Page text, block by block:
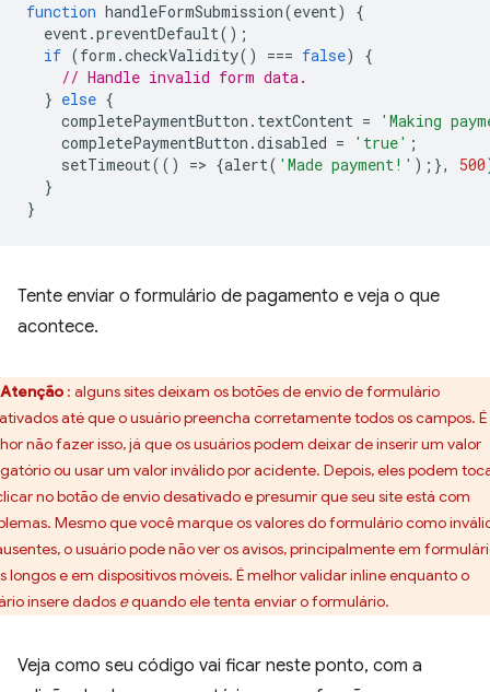
function handleFormSubmission(event)
{
event.preventDefault();
if (form .checkValidity() === false)
{
// Handle invalid form data.
} else {
completePaymentButton . textContent =
'Making
completePaymentButton .disabled = 'true' ;
setTimeout(() => {alert( 'Made payment!' );}, 500
}
}
Tente enviar o formulário de pagamento e veja o que
acontece.
Atenção : alguns sites deixam os botões de envio de formulário
até que o usuário preencha corretamente todos os campos. É
não fazer isso, já que os usuários podem deixar de inserir um valor
ou usar um valor inválido por acidente. Depois, eles podem
no botão de envio desativado e presumir que seu site está com
Mesmo que você marque os valores do formulário como
o usuário pode não ver os avisos, principalmente em
longos e em dispositivos móveis. É melhor validar inline enquanto o
insere dados equando ele tenta enviar o formulário.
Veja como seu código vai ficar neste ponto, com a